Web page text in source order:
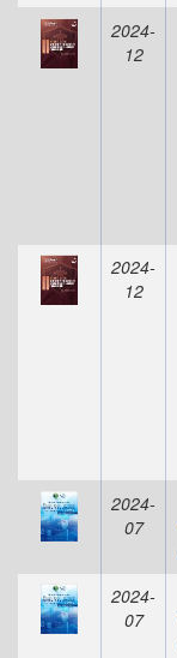
2024-
12
2024-
12
2024-
07
2024-
07